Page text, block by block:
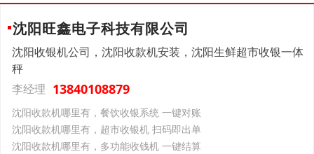
沈阳旺鑫电子科技有限公司
沈阳收银机公司，沈阳收款机安装，沈阳生鲜超市收银一体
秤
李经理 13840108879
沈阳收款机哪里有，餐饮收银系统 一键对账
沈阳收款机哪里有，超市收银机 扫码即出单
沈阳收款机哪里有，多功能收钱机 一键结算